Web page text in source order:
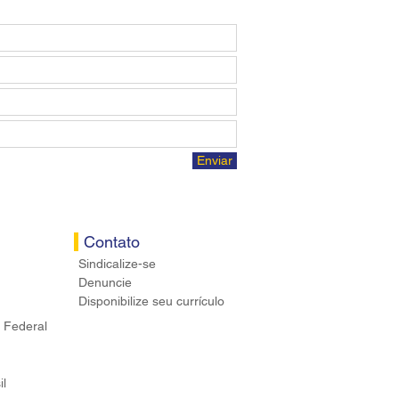
Enviar
Federal
Contato
Sindicalize-se
Denuncie
Disponibilize seu currículo